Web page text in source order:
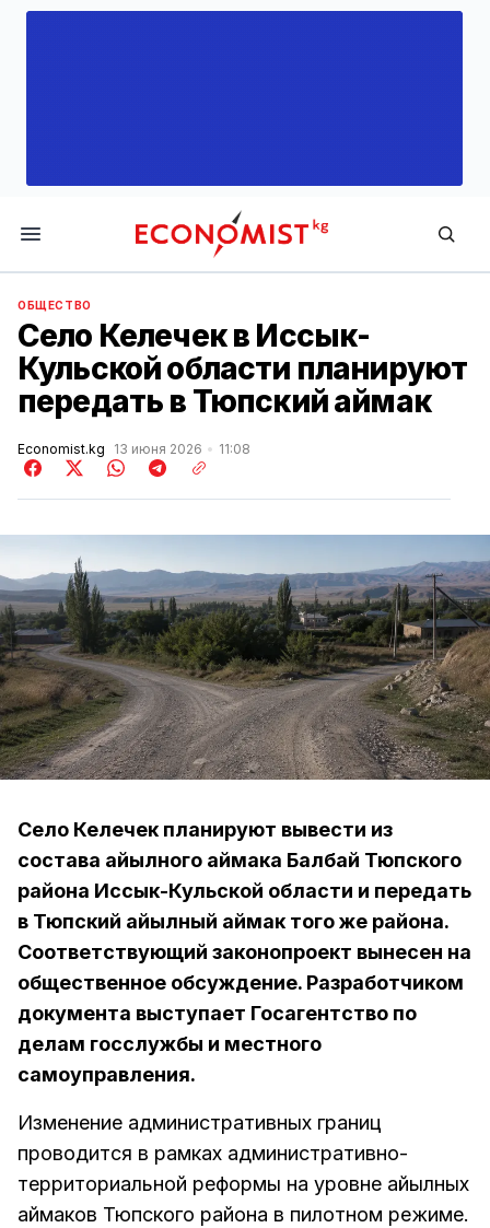
Economist.kg
ОБЩЕСТВО
Село Келечек в Иссык-
Кульской области планируют
передать в Тюпский аймак
Economist.kg 13 июня 2026 11:08
Село Келечек планируют вывести из
состава айылного аймака Балбай Тюпского
района Иссык-Кульской области и передать
в Тюпский айылный аймак того же района.
Соответствующий законопроект вынесен на
общественное обсуждение. Разработчиком
документа выступает Госагентство по
делам госслужбы и местного
самоуправления.
Изменение административных границ
проводится в рамках административно-
территориальной реформы на уровне айылных
аймаков Тюпского района в пилотном режиме.